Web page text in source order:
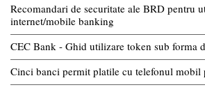
Recomandari de securitate ale BRD pentru
internet/mobile banking
CEC Bank - Ghid utilizare token sub forma
Cinci banci permit platile cu telefonul mobil